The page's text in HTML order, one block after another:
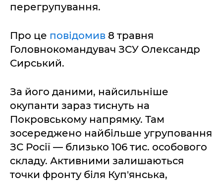
перегрупування.
Про це повідомив 8 травня
Головнокомандувач ЗСУ Олександр
Сирський.
За його даними, найсильніше
окупанти зараз тиснуть на
Покровському напрямку. Там
зосереджено найбільше угруповання
ЗС Росії — близько 106 тис. особового
складу. Активними залишаються
точки фронту біля Куп'янська,